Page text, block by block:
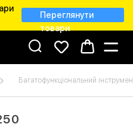
Переглянути
товари
Багатофункціональний